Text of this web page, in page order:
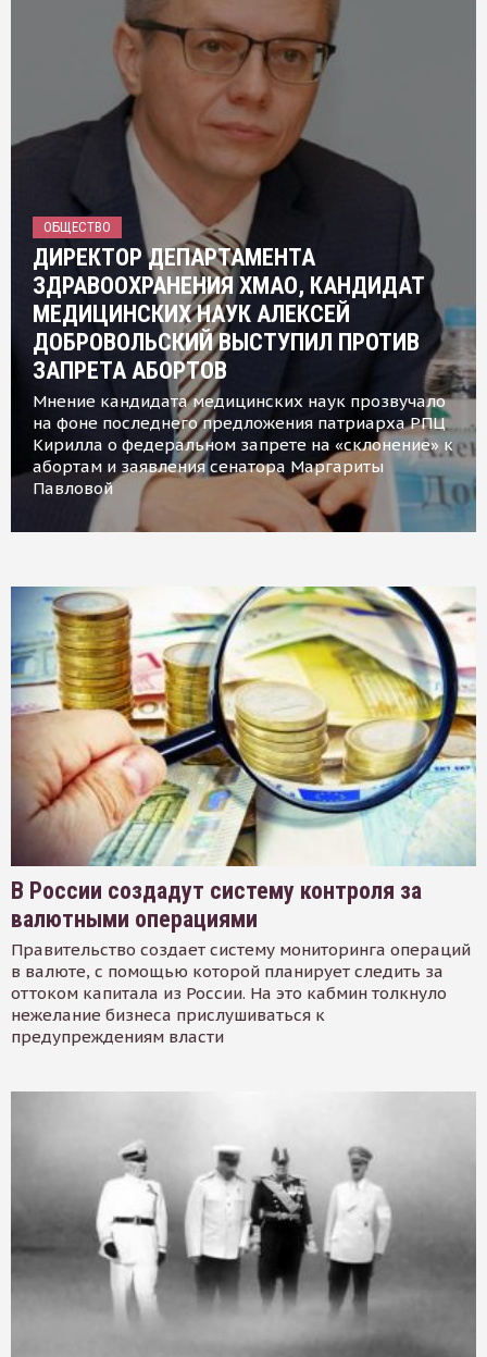
ОБЩЕСТВО
ДИРЕКТОР ДЕПАРТАМЕНТА
ЗДРАВООХРАНЕНИЯ ХМАО, КАНДИДАТ
МЕДИЦИНСКИХ НАУК АЛЕКСЕЙ
ДОБРОВОЛЬСКИЙ ВЫСТУПИЛ ПРОТИВ
ЗАПРЕТА АБОРТОВ
Мнение кандидата медицинских наук прозвучало
на фоне последнего предложения патриарха РПЦ
Кирилла о федеральном запрете на «склонение» к
абортам и заявления сенатора Маргариты
Павловой
В России создадут систему контроля за
валютными операциями
Правительство создает систему мониторинга операций
в валюте, с помощью которой планирует следить за
оттоком капитала из России. На это кабмин толкнуло
нежелание бизнеса прислушиваться к
предупреждениям власти